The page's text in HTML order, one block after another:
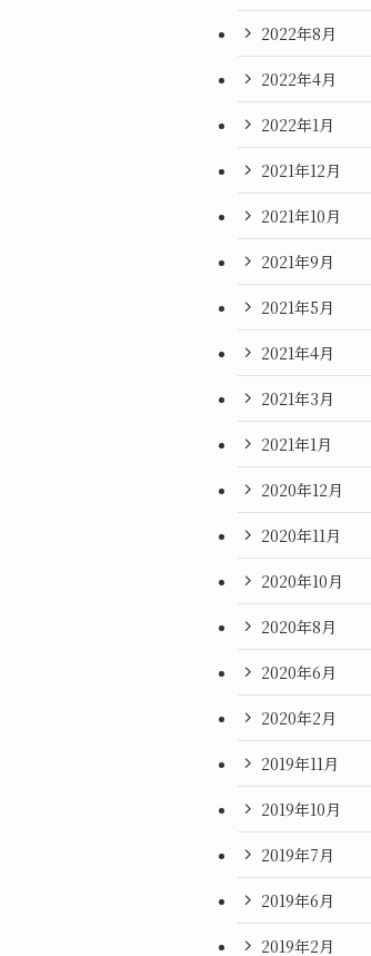
2022年8月
2022年4月
2022年1月
2021年12月
2021年10月
2021年9月
2021年5月
2021年4月
2021年3月
2021年1月
2020年12月
2020年11月
2020年10月
2020年8月
2020年6月
2020年2月
2019年11月
2019年10月
2019年7月
2019年6月
2019年2月